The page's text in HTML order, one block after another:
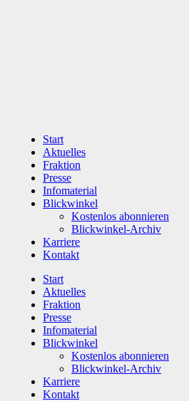
Start
Aktuelles
Fraktion
Presse
Infomaterial
Blickwinkel
Kostenlos abonnieren
Blickwinkel-Archiv
Karriere
Kontakt
Start
Aktuelles
Fraktion
Presse
Infomaterial
Blickwinkel
Kostenlos abonnieren
Blickwinkel-Archiv
Karriere
Kontakt